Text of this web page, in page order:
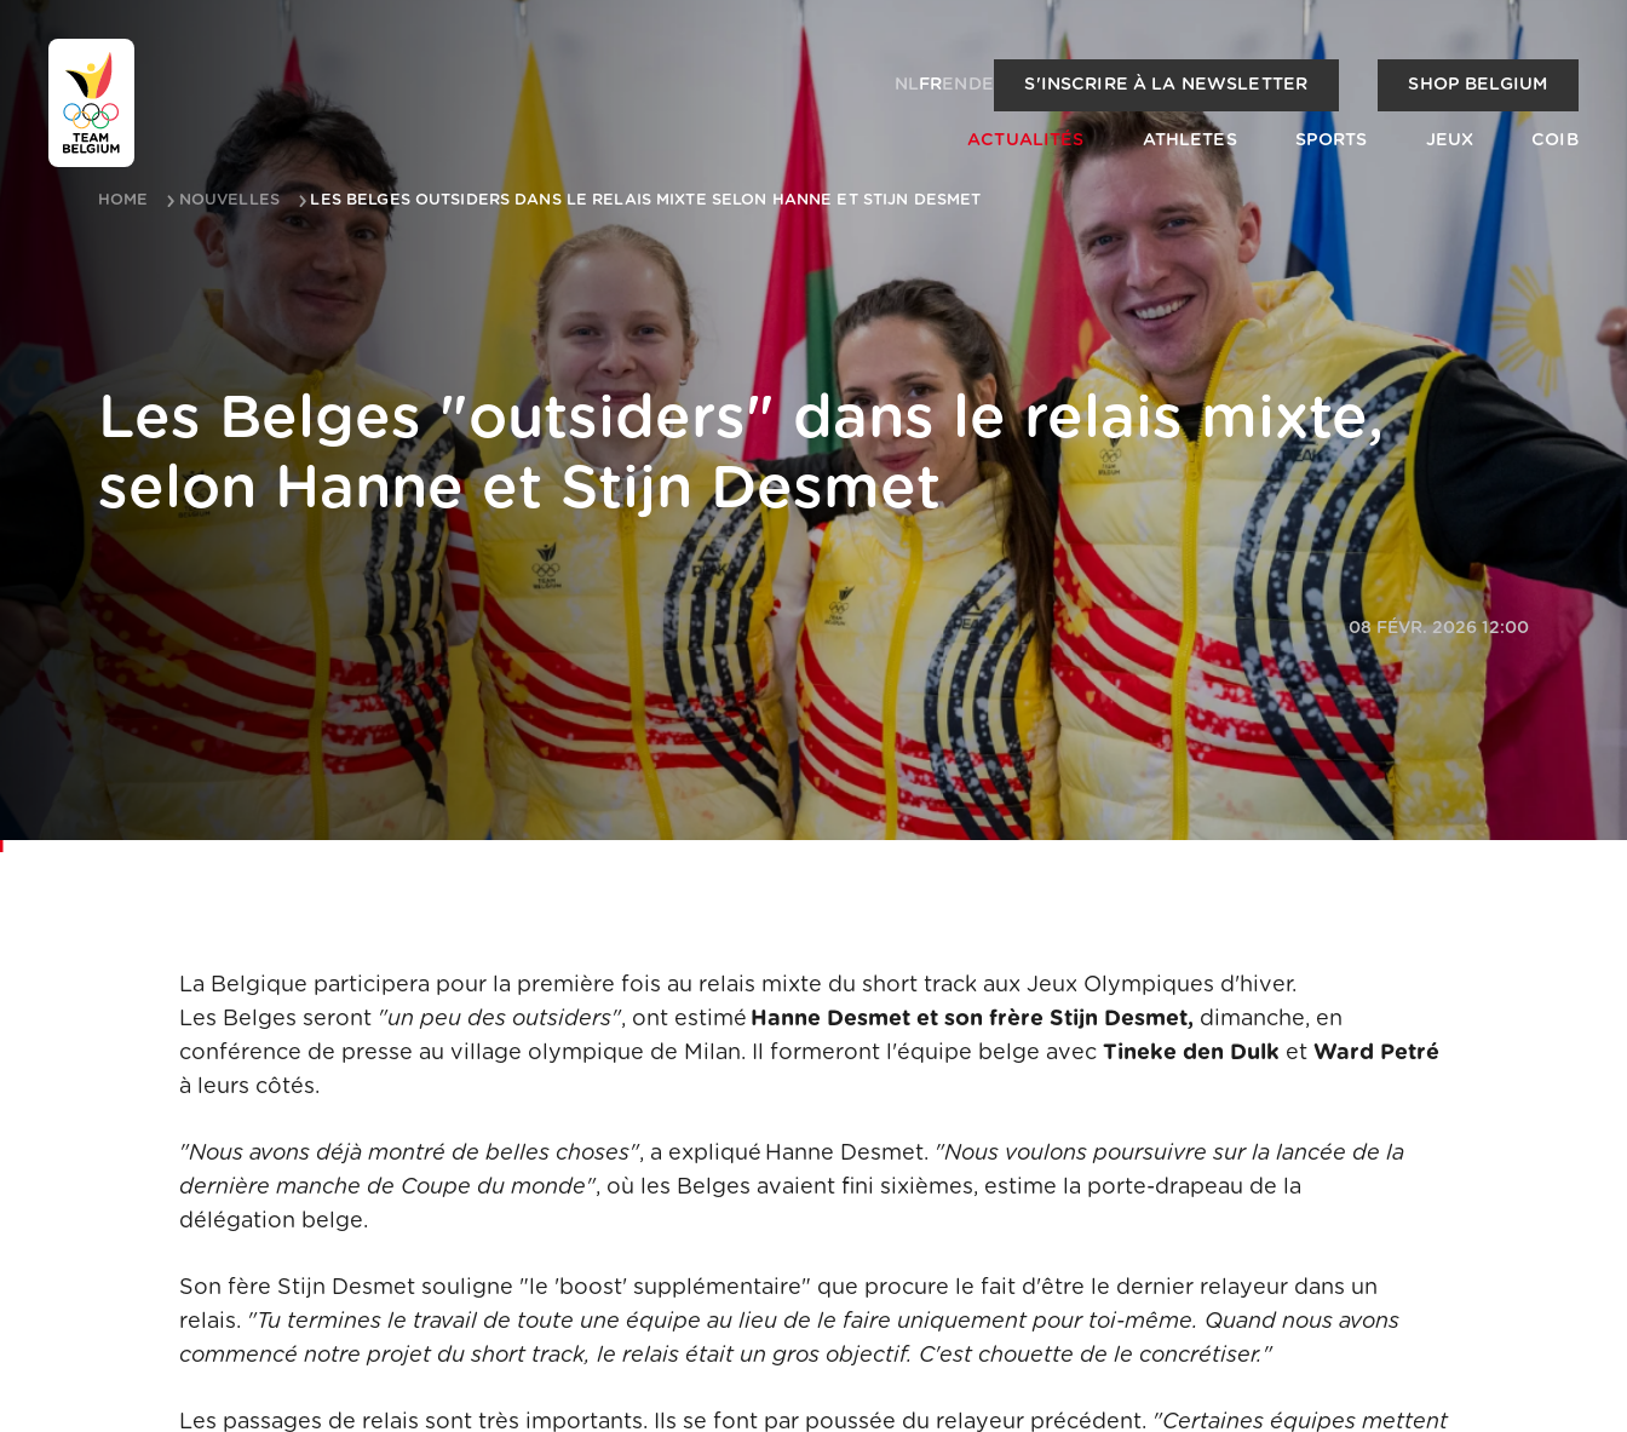
NL FR EN DE S'INSCRIRE À LA NEWSLETTER SHOP BELGIUM
ACTUALITÉS ATHLETES SPORTS JEUX COIB
HOME NOUVELLES LES BELGES OUTSIDERS DANS LE RELAIS MIXTE SELON HANNE ET STIJN DESMET
Les Belges "outsiders" dans le relais mixte,
selon Hanne et Stijn Desmet
08 FÉVR. 2026 12:00
La Belgique participera pour la première fois au relais mixte du short track aux Jeux Olympiques d'hiver.
Les Belges seront"un peu des outsiders", ont estimé Hanne Desmet et son frère Stijn Desmet, dimanche, en
conférence de presse au village olympique de Milan. Il formeront l'équipe belge avec Tineke den Dulk etWard Petré
à leurs côtés.
"Nous avons déjà montré de belles choses", a expliqué Hanne Desmet. "Nous voulons poursuivre sur la lancée de la
dernière manche de Coupe du monde", où les Belges avaient fini sixièmes, estime la porte-drapeau de la
délégation belge.
Son fère Stijn Desmet souligne "le 'boost' supplémentaire" que procure le fait d'être le dernier relayeur dans un
relais. "Tu termines le travail de toute une équipe au lieu de le faire uniquement pour toi-même. Quand nous avons
commencé notre projet du short track, le relais était un gros objectif. C'est chouette de le concrétiser."
Les passages de relais sont très importants. Ils se font par poussée du relayeur précédent. "Certaines équipes mettent